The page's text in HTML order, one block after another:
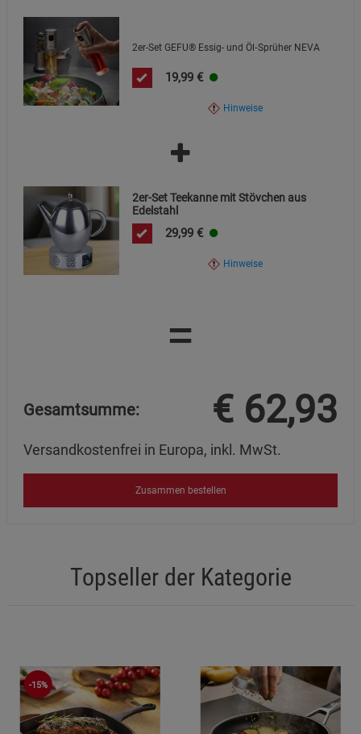
2er-Set GEFU® Essig- und Öl‑Sprüher NEVA
19,99 €
Hinweise
2er-Set Teekanne mit Stövchen aus
Edelstahl
29,99 €
Hinweise
=
Gesamtsumme: € 62,93
Versandkostenfrei in Europa, inkl. MwSt.
Zusammen bestellen
Topseller der Kategorie
-15%